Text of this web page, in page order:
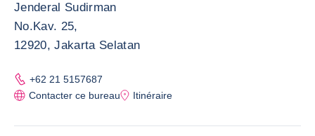
Jenderal Sudirman
No.Kav. 25,
12920, Jakarta Selatan
+62 21 5157687
Contacter ce bureau
Itinéraire